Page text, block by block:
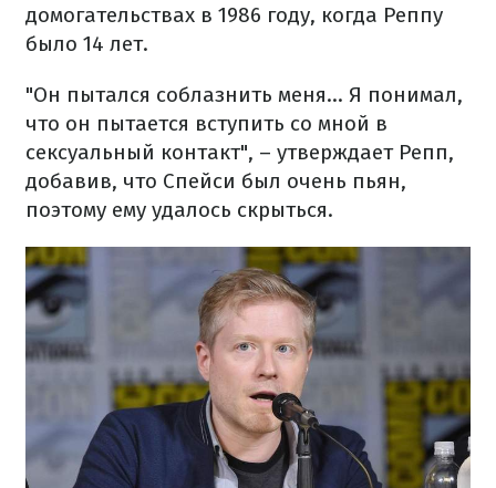
домогательствах в 1986 году, когда Реппу
было 14 лет.
"Он пытался соблазнить меня... Я понимал,
что он пытается вступить со мной в
сексуальный контакт", – утверждает Репп,
добавив, что Спейси был очень пьян,
поэтому ему удалось скрыться.